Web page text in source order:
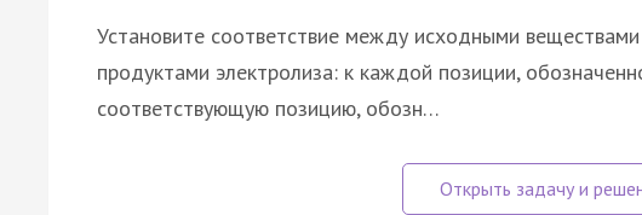
Установите соответствие между исходными
продуктами электролиза: к каждой позиции,
соответствующую позицию, обозн…